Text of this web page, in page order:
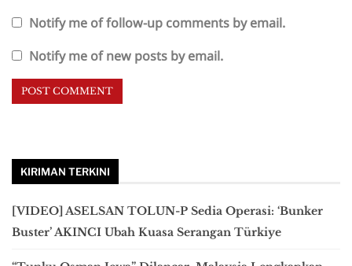
Notify me of follow-up comments by email.
Notify me of new posts by email.
KIRIMAN TERKINI
[VIDEO] ASELSAN TOLUN-P Sedia Operasi: ‘Bunker
Buster’ AKINCI Ubah Kuasa Serangan Türkiye